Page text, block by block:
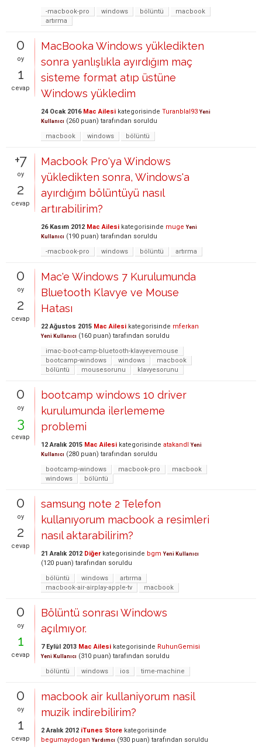
-macbook-pro windows bölüntü
macbook
artırma
0
oy
1
cevap
MacBooka Windows yükledikten
sonra yanlışlıkla ayırdığım maç
sisteme format atıp üstüne
Windows yükledim
24 Ocak 2016 Mac Ailesi kategorisinde Turanblal93 Yeni
Kullanıcı (260 puan) tarafından soruldu
macbook
windows bölüntü
+7
oy
2
cevap
Macbook Pro'ya Windows
yükledikten sonra, Windows'a
ayırdığım bölüntüyü nasıl
artırabilirim?
26 Kasım 2012 Mac Ailesi kategorisinde muge Yeni
Kullanıcı (190 puan) tarafından soruldu
-macbook-pro
windows bölüntü artırma
0
oy
2
cevap
Mac'e Windows 7 Kurulumunda
Bluetooth Klavye ve Mouse
Hatası
22 Ağustos 2015 Mac Ailesi kategorisinde mferkan
Yeni Kullanıcı (160 puan) tarafından soruldu
imac-boot-camp-bluetooth-klavyevemouse
bootcamp-windows
windows
macbook
bölüntü
mousesorunu klavyesorunu
0
oy
3
cevap
bootcamp windows 10 driver
kurulumunda ilerlememe
problemi
12 Aralık 2015 Mac Ailesi kategorisinde atakandl Yeni
Kullanıcı (280 puan) tarafından soruldu
bootcamp-windows
macbook-pro
macbook
windows
bölüntü
0
oy
2
cevap
samsung note 2 Telefon
kullanıyorum macbook a resimleri
nasıl aktarabilirim?
21 Aralık 2012 Diğerkategorisinde bgm Yeni Kullanıcı
(120 puan) tarafından soruldu
bölüntü
windows
artırma
macbook-air-airplay-apple-tv
macbook
0
oy
1
cevap
Bölüntü sonrası Windows
açılmıyor.
7 Eylül 2013 Mac Ailesi kategorisinde RuhunGemisi
Yeni Kullanıcı (310 puan) tarafından soruldu
bölüntü
windows ios time-machine
0
oy
1
cevap
macbook air kullaniyorum nasil
muzik indirebilirim?
2 Aralık 2012 iTunes Store kategorisinde
begumaydogan Yardımcı (930 puan) tarafından soruldu